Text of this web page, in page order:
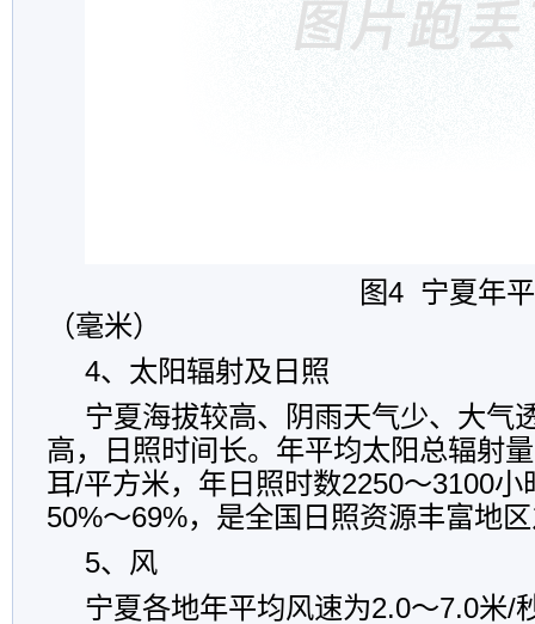
图4 宁夏年平均蒸
（毫米）
4、太阳辐射及日照
宁夏海拔较高、阴雨天气少、大气
高，日照时间长。年平均太阳总辐射
耳/平方米，年日照时数2250～3100小
50%～69%，是全国日照资源丰富地
5、风
宁夏各地年平均风速为2.0～7.0米/